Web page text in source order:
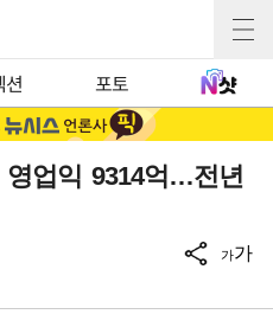
션 포토
업익 9314억…전년
가가